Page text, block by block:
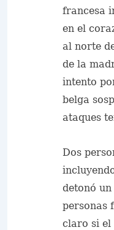
francesa
en el
al norte
de la
intento
belga
ataques
Dos
detonó
personas
claro si el